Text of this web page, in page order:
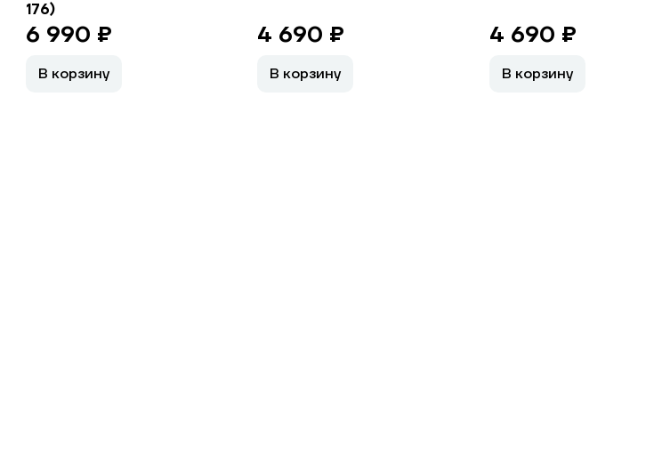
176)
6 990 ₽
В корзину
4 690 ₽
В корзину
4 690 ₽
В корзину